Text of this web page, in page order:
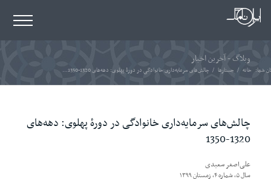
وبلاگ - آخرین اخبار
شما: خانه / جستارها / چالش‌های سرمایه‌داری خانوادگی در دورۀ پهلوی: دهه‌های 1320-1350...
چالش‌های سرمایه‌داری خانوادگی در دورۀ پهلوی: دهه‌های
1320-1350
علی‌اصغر سعیدی
سال ۵، شماره ۴، زمستان ۱۳۹۹